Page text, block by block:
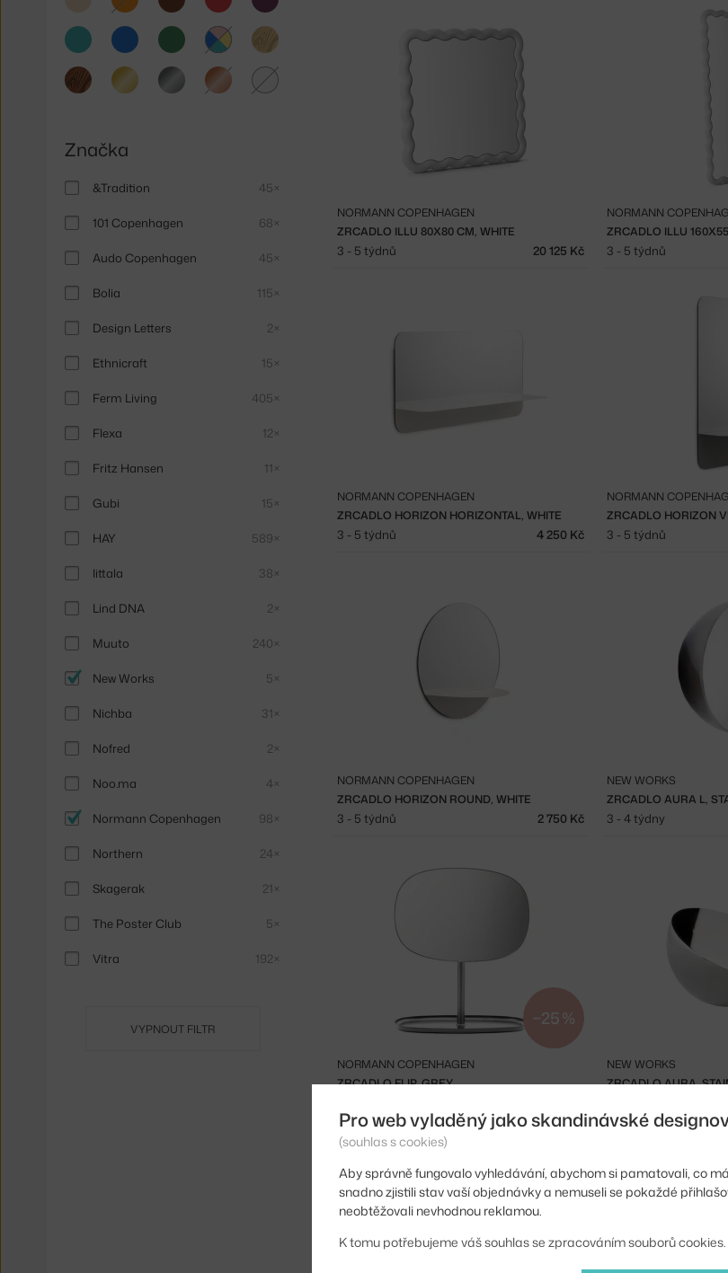
tyrkysovámodrá
zelená
světlé
dřevo
tmavé
dřevo
zlatá stříbrná měděná čirá
Značka
&Tradition 45×
101 Copenhagen 68×
Audo Copenhagen 45×
Bolia 115×
Design Letters 2×
Ethnicraft 15×
Ferm Living 405×
Flexa 12×
Fritz Hansen 11×
Gubi 15×
HAY 589×
Iittala 38×
Lind DNA 2×
Muuto 240×
New Works 5×
Nichba 31×
Nofred 2×
Noo.ma 4×
Normann Copenhagen 98×
Northern 24×
Skagerak 21×
The Poster Club 5×
Vitra 192×
VYPNOUT FILTR
ZRCADLO ILLU 80X80 CM, WHITE
NORMANN COPENHAGEN
3 - 5 týdnů 20 125 Kč
ZRCADLO ILLU
NORMANN
3 - 5 týdnů
ZRCADLO HORIZON HORIZONTAL, WHITE
NORMANN COPENHAGEN
3 - 5 týdnů 4 250 Kč
ZRCADLO HORIZON
NORMANN
3 - 5 týdnů
ZRCADLO HORIZON ROUND, WHITE
NORMANN COPENHAGEN
3 - 5 týdnů 2 750 Kč
ZRCADLO AURA L,
NEW WORKS
3 - 4 týdny
−25 %
ZRCADLO FLIP, GREY
NORMANN COPENHAGEN
ZRCADLO AURA,
NEW WORKS
Pro web vyladěný jako skandinávské
(souhlas s cookies)
Aby správně fungovalo vyhledávání, abychom si pamatovali, co
snadno zjistili stav vaší objednávky a nemuseli se pokaždé
neobtěžovali nevhodnou reklamou.
K tomu potřebujeme váš souhlas se zpracováním souborů